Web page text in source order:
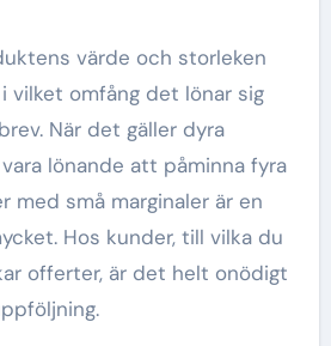
värde och storleken
vilket omfång det lönar sig
När det gäller dyra
lönande att påminna fyra
med små marginaler är en
Hos kunder, till vilka du
offerter, är det helt onödigt